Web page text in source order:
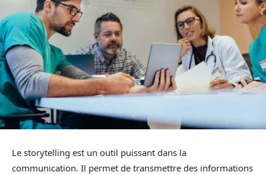
Le storytelling est un outil puissant dans la
communication. Il permet de transmettre des informations